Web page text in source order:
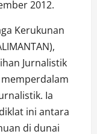
2012.
Kerukunan
Jurnalistik
Ia
ini antara
di dunai